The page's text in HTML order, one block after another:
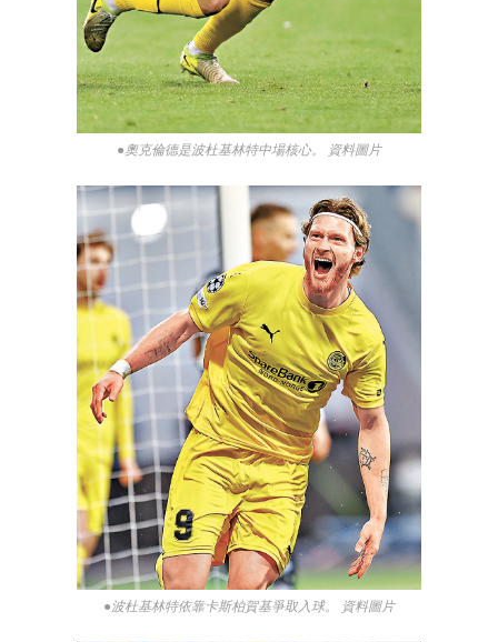
●奧克倫德是波杜基林特中場核心。 資料圖片
●波杜基林特依靠卡斯柏賀基爭取入球。 資料圖片